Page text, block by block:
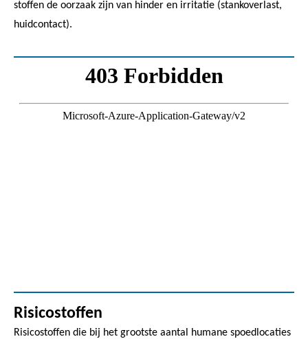
stoffen de oorzaak zijn van hinder en irritatie (stankoverlast,
huidcontact).
Risicostoffen
Risicostoffen die bij het grootste aantal humane spoedlocaties